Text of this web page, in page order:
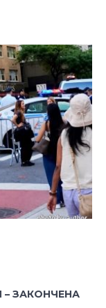
ЗАКОНЧЕНА